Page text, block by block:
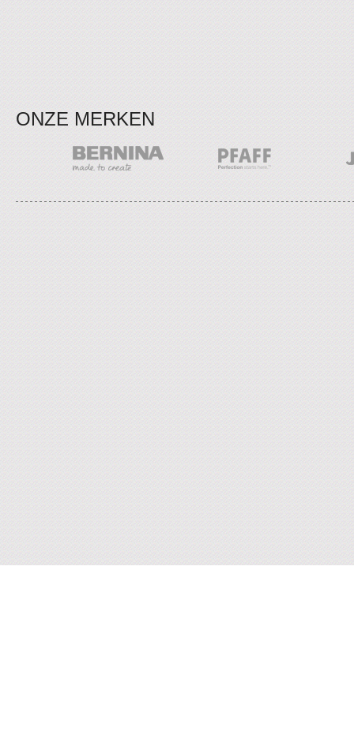
ONZE MERKEN